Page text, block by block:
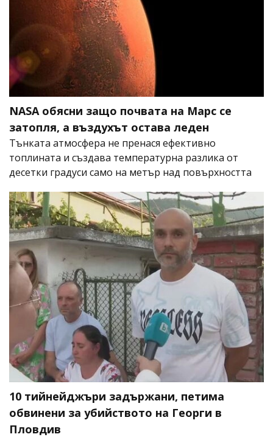
NASA обясни защо почвата на Марс се
затопля, а въздухът остава леден
Тънката атмосфера не пренася ефективно
топлината и създава температурна разлика от
десетки градуси само на метър над повърхността
10 тийнейджъри задържани, петима
обвинени за убийството на Георги в
Пловдив